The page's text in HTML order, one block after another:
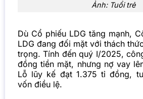
Ảnh: Tuổi trẻ
Dù Cổ phiếu LDG tăng mạnh,
LDG đang đối mặt với thách
trọng. Tính đến quý I/2025,
đồng tiền mặt, nhưng nợ vay
Lỗ lũy kế đạt 1.375 tỉ đồng,
vốn điều lệ.